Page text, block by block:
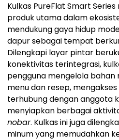
Kulkas PureFlat Smart
produk utama dalam
mendukung gaya hidup
dapur sebagai tempat
Dilengkapi layar pintar
konektivitas terintegrasi,
pengguna mengelola bahan
menu dan resep,
terhubung dengan anggota
menyiapkan berbagai
nobar. Kulkas ini juga
minum yang memudahkan